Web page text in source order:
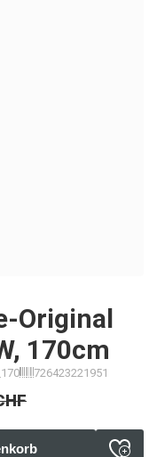
Original
170cm
726423221951